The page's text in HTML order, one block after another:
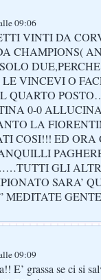
09:06
VINTI DA
CHAMPIONS(
LE VINCEVI O
QUARTO
0-0
LA
COSI!!! ED ORA
GLI
SARA’
MEDITATE
09:09
E’ grassa se ci si